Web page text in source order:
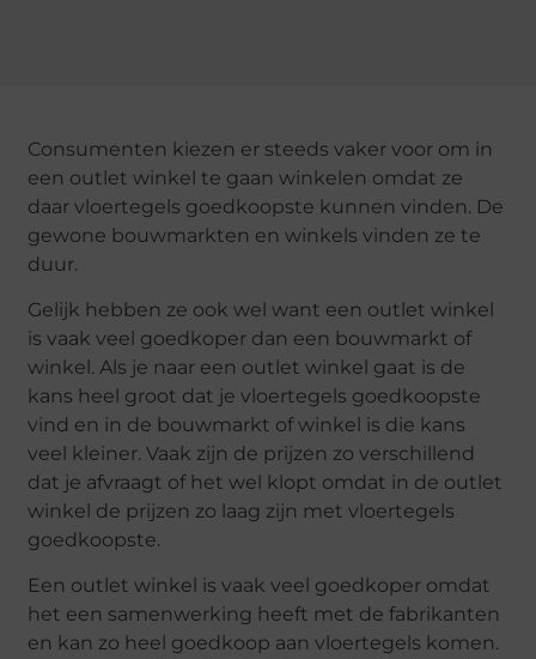
Consumenten kiezen er steeds vaker voor om in
een outlet winkel te gaan winkelen omdat ze
daar vloertegels goedkoopste kunnen vinden. De
gewone bouwmarkten en winkels vinden ze te
duur.
Gelijk hebben ze ook wel want een outlet winkel
is vaak veel goedkoper dan een bouwmarkt of
winkel. Als je naar een outlet winkel gaat is de
kans heel groot dat je vloertegels goedkoopste
vind en in de bouwmarkt of winkel is die kans
veel kleiner. Vaak zijn de prijzen zo verschillend
dat je afvraagt of het wel klopt omdat in de outlet
winkel de prijzen zo laag zijn met vloertegels
goedkoopste.
Een outlet winkel is vaak veel goedkoper omdat
het een samenwerking heeft met de fabrikanten
en kan zo heel goedkoop aan vloertegels komen.